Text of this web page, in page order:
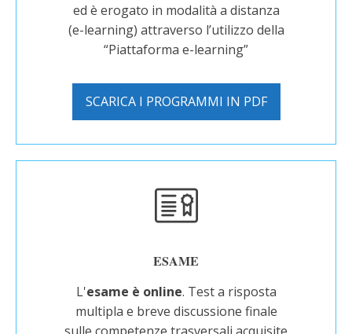
ed è erogato in modalità a distanza
(e-learning) attraverso l’utilizzo della
“Piattaforma e-learning”
SCARICA I PROGRAMMI IN PDF
ESAME
L'esame è online. Test a risposta
multipla e breve discussione finale